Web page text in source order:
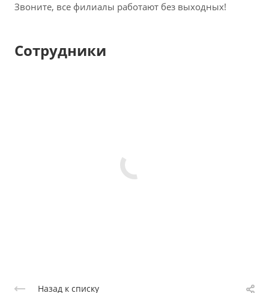
Звоните, все филиалы работают без выходных!
Сотрудники
Назад к списку